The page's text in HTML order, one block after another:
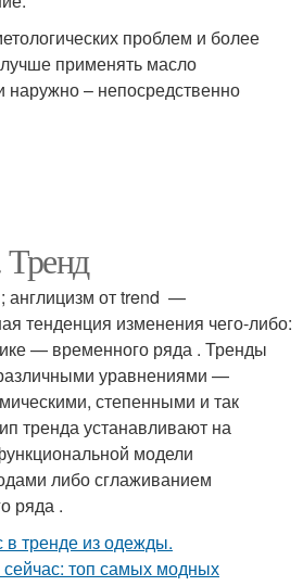
проблем и более
применять масло
наружно – непосредственно
Тренд
англицизм от trend —
тенденция изменения чего-либо:
— временного ряда . Тренды
уравнениями —
степенными и так
тренда устанавливают на
модели
либо сглаживанием
ряда .